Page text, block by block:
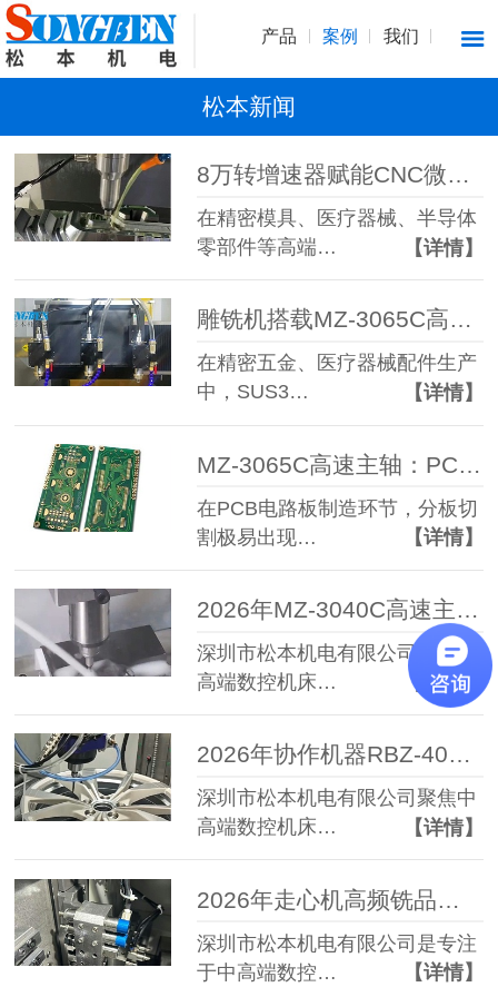
产品 案例 我们
松本新闻
8万转增速器赋能CNC微米级高精度研磨抛光加工
在精密模具、医疗器械、半导体
零部件等高端…
【详情】
雕铣机搭载MZ-3065C高速主轴加工0.2mm不锈钢微孔，破解断刀难题
在精密五金、医疗器械配件生产
中，SUS3…
【详情】
MZ-3065C高速主轴：PCB分板切割精密加工高性价比利器
在PCB电路板制造环节，分板切
割极易出现…
【详情】
2026年MZ-3040C高速主轴选择参考：高精度高速主轴品牌选型指南
深圳市松本机电有限公司作为中
高端数控机床…
【详情】
2026年协作机器RBZ-40浮动主轴推荐,柔性去毛刺浮动主轴选择指南
深圳市松本机电有限公司聚焦中
高端数控机床…
【详情】
2026年走心机高频铣品牌对比推荐：代表性品牌与选择指南
深圳市松本机电有限公司是专注
于中高端数控…
【详情】